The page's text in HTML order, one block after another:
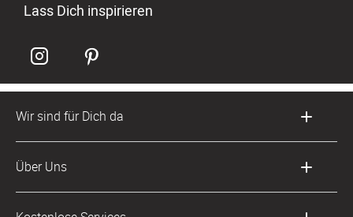
Lass Dich inspirieren
Wir sind für Dich da
0049 221 956 725 10
Über Uns